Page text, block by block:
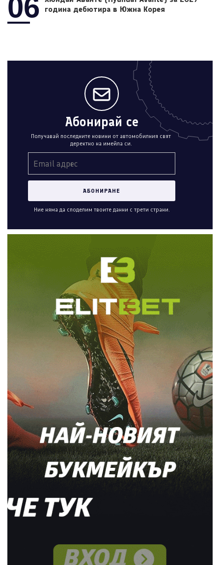
06
година дебютира в Южна Корея
Абонирай се
Получавай последните новини от автомобилния свят
деректно на имейла си.
Ние няма да споделим твоите данни с трети страни.